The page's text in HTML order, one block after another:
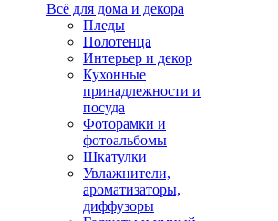
Всё для дома и декора
Пледы
Полотенца
Интерьер и декор
Кухонные
принадлежности и
посуда
Фоторамки и
фотоальбомы
Шкатулки
Увлажнители,
ароматизаторы,
диффузоры